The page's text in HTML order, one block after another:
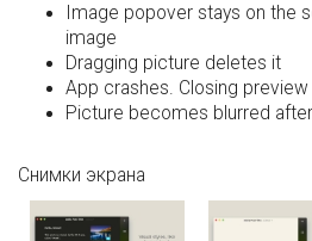
Image popover stays on the
image
Dragging picture deletes it
App crashes. Closing
Picture becomes blurred
Снимки экрана